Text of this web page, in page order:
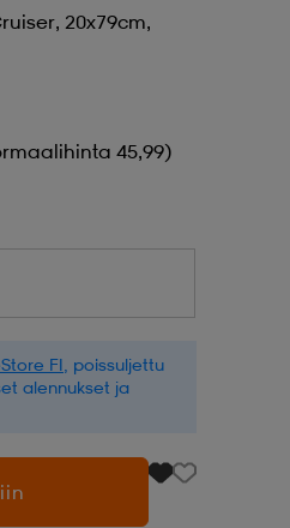
20x79cm,
45,99)
FI , poissuljettu
alennukset ja